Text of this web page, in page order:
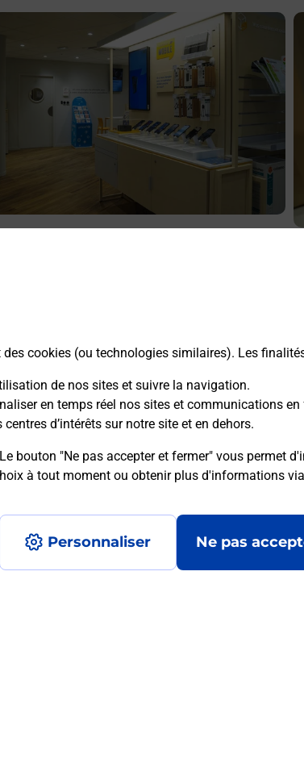
cookies (ou technologies similaires). Les
de nos sites et suivre la navigation.
en temps réel nos sites et communications
d’intérêts sur notre site et en dehors.
bouton "Ne pas accepter et fermer" vous permet
à tout moment ou obtenir plus d'informations via
Personnaliser Ne pas
plus
bureaux de Poste à ARNAC LA POSTE (87160)
posées
d’alarme qu’est ce que